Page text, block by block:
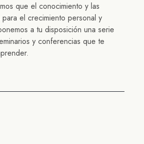
que el conocimiento y las
el crecimiento personal y
a tu disposición una serie
y conferencias que te